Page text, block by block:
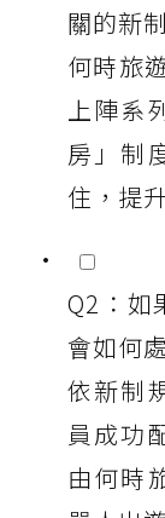
關的新
何時旅
上陣系
房」制
住，提
Q2：如
會如何
依新制
員成功
由何時